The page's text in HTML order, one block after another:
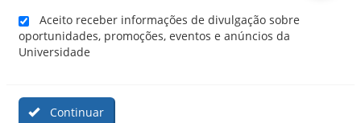
Aceito receber informações de divulgação sobre
oportunidades, promoções, eventos e anúncios da
Universidade
Continuar